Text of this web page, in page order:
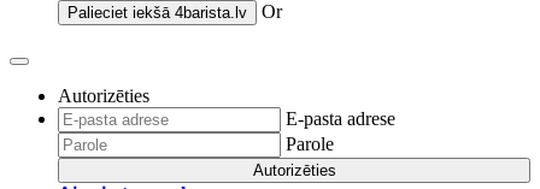
Palieciet iekšā 4barista.lv Or
Autorizēties
E-pasta adrese
Parole
Autorizēties